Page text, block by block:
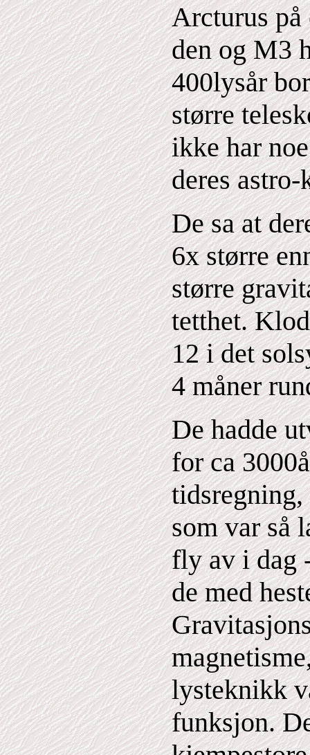
Arcturus
den og M3
400lysår
større
ikke har
deres
De sa at
6x større
større
tetthet.
12 i det
4 måner
De hadde
for ca
som var så
fly av i dag
de med
lysteknikk
funksjon.